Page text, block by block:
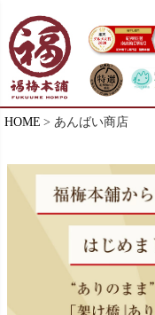
HOME あんばい商店